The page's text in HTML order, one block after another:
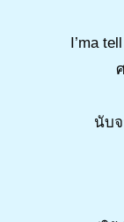
I’ma
นับ